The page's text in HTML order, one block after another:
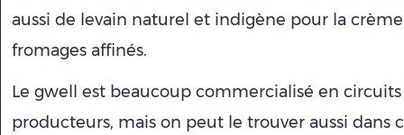
aussi de levain naturel et indigène pour la
fromages affinés.
Le gwell est beaucoup commercialisé en circuits
producteurs, mais on peut le trouver aussi dans